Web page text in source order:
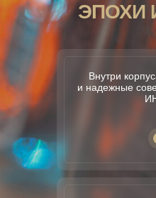
Внутри
и надежные
ЭПОХИ